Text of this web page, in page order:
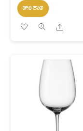
ᲕᲠᲪᲚᲐᲓ
Share